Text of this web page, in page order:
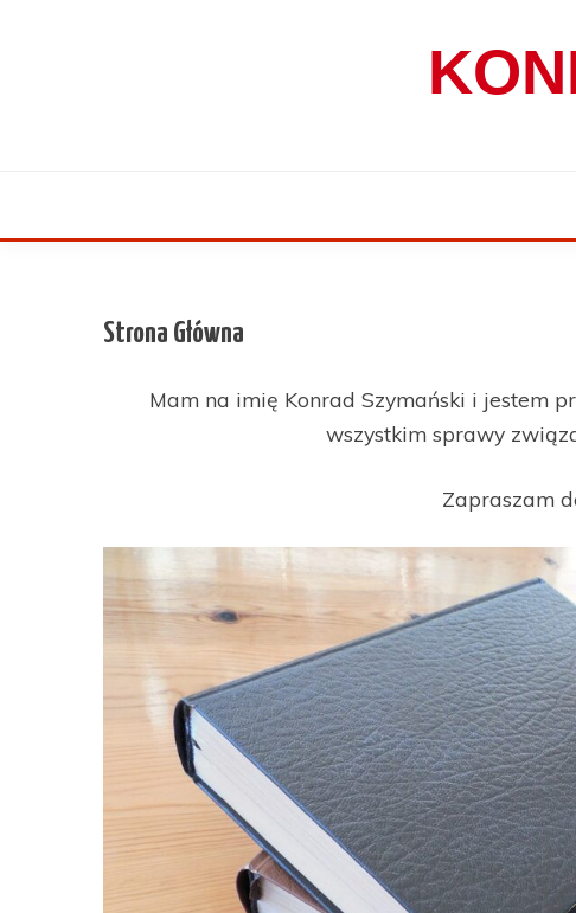
Strona Główna
Mam na imię Konrad Szymański i jestem
wszystkim sprawy
Zapraszam